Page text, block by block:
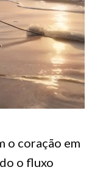
o coração em
o fluxo